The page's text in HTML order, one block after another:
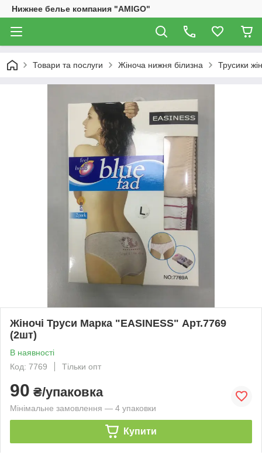
Нижнее белье компания "AMIGO"
Товари та послуги Жіноча нижня білизна Трусики
Жіночі Труси Марка "EASINESS" Арт.7769
(2шт)
В наявності
Код: 7769
Тільки опт
90 ₴/упаковка
Мінімальне замовлення — 4 упаковки
Купити